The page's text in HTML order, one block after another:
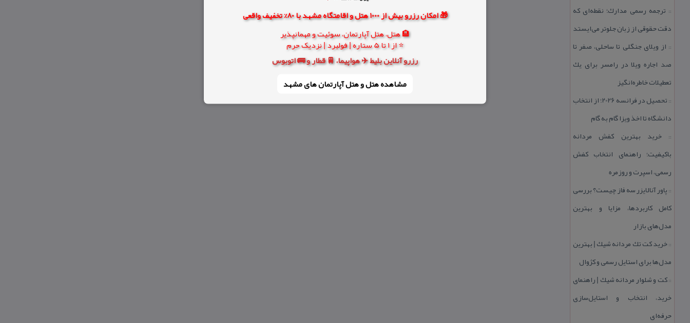
🎁 امکان رزرو بیش از 1000 هتل و اقامتگاه مشهد با 80% تخفیف واقعی
🏨 هتل، هتل آپارتمان، سوئیت و مهمانپذیر
⭐ از 1 تا 5 ستاره | فولبرد | نزدیک حرم
رزرو آنلاین بلیط ✈️ هواپیما، 🚆 قطار و 🚌 اتوبوس
مشاهده هتل و هتل‌ آپارتمان های مشهد
:: ترجمه رسمی مدارك؛ نقطه‌ای كه
دقت حقوقی از زبان جلوتر می‌ایستد
:: از ویلای جنگلی تا ساحلی، صفر تا
صد اجاره ویلا در رامسر برای یك
تعطیلات خاطره‌انگیز
::
تحصیل در فرانسه 2026؛ از انتخاب
دانشگاه تا اخذ ویزا گام به گام
::خرید بهترین كفش مردانه
باكیفیت؛ راهنمای انتخاب كفش
رسمی، اسپرت و روزمره
:: پاور آنالایزر سه فاز چیست؟ بررسی
كامل كاربردها، مزایا و بهترین
مدل‌های بازار
::خرید كت تك مردانه شیك | بهترین
مدل‌ها برای استایل رسمی و كژوال
::كت و شلوار مردانه شیك | راهنمای
خرید، انتخاب و استایل‌سازی
حرفه‌ای